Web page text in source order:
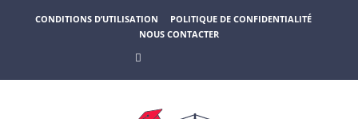
CONDITIONS D’UTILISATION
POLITIQUE DE CONFIDENTIALITÉ
NOUS CONTACTER